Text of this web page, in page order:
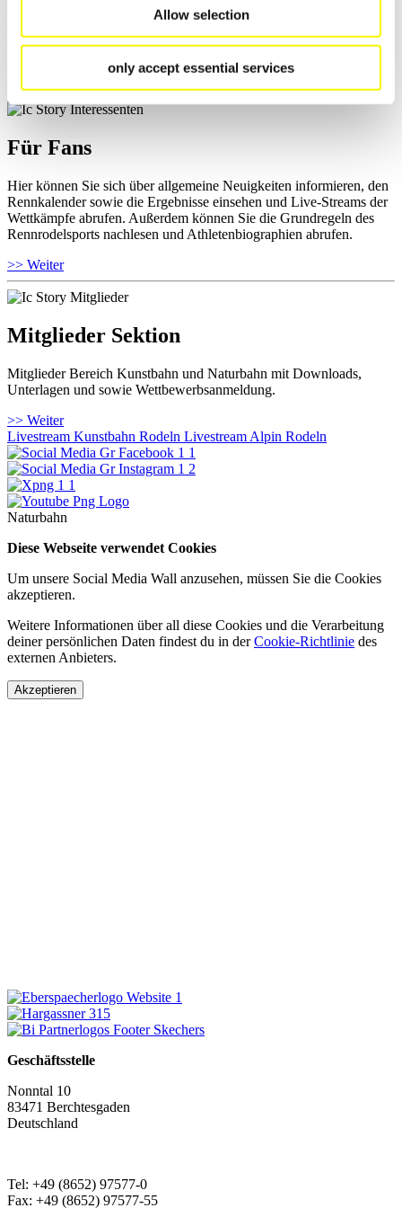
Allow selection
only accept essential services
Wettkämpfen, Anti-Doping und Fairplay einsehen, Ergebnislisten
Ihre Athletenbiographie ansehen.
Für Fans
Hier können Sie sich über allgemeine Neuigkeiten informieren, den
Rennkalender sowie die Ergebnisse einsehen und Live-Streams der
Wettkämpfe abrufen. Außerdem können Sie die Grundregeln des
Rennrodelsports nachlesen und Athletenbiographien abrufen.
>> Weiter
Mitglieder Sektion
Mitglieder Bereich Kunstbahn und Naturbahn mit Downloads,
Unterlagen und sowie Wettbewerbsanmeldung.
>> Weiter
Livestream Kunstbahn Rodeln Livestream Alpin Rodeln
Naturbahn
Diese Webseite verwendet Cookies
Um unsere Social Media Wall anzusehen, müssen Sie die Cookies
akzeptieren.
Weitere Informationen über all diese Cookies und die Verarbeitung
deiner persönlichen Daten findest du in derCookie-Richtlinie des
externen Anbieters.
Akzeptieren
Geschäftsstelle
Nonntal 10
83471 Berchtesgaden
Deutschland
Tel: +49 (8652) 97577-0
Fax: +49 (8652) 97577-55